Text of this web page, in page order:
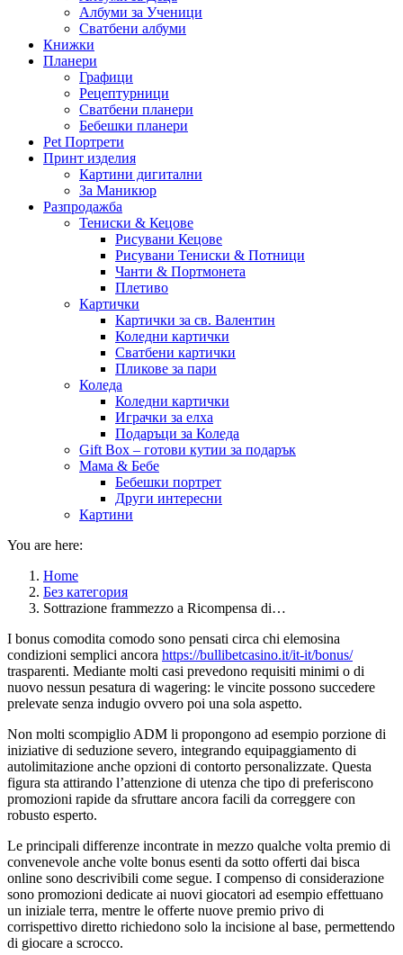
Албуми за Ученици
Сватбени албуми
Книжки
Планери
Графици
Рецептурници
Сватбени планери
Бебешки планери
Pet Портрети
Принт изделия
Картини дигитални
За Маникюр
Разпродажба
Тениски & Кецове
Рисувани Кецове
Рисувани Тениски & Потници
Чанти & Портмонета
Плетиво
Картички
Картички за св. Валентин
Коледни картички
Сватбени картички
Пликове за пари
Коледа
Коледни картички
Играчки за елха
Подаръци за Коледа
Gift Box – готови кутии за подарък
Мама & Бебе
Бебешки портрет
Други интересни
Картини
You are here:
Home
Без категория
Sottrazione frammezzo a Ricompensa di…
I bonus comodita comodo sono pensati circa chi elemosina
condizioni semplici ancora https://bullibetcasino.it/it-it/bonus/
trasparenti. Mediante molti casi prevedono requisiti minimi o di
nuovo nessun pesatura di wagering: le vincite possono succedere
prelevate senza indugio ovvero poi una sola aspetto.
Non molti scompiglio ADM li propongono ad esempio porzione di
iniziative di seduzione severo, integrando equipaggiamento di
autolimitazione anche opzioni di contorto personalizzate. Questa
figura sta attirando l’attenzione di utenza che tipo di preferiscono
promozioni rapide da sfruttare ancora facili da correggere con
robusto esperto.
Le principali differenze incontrate in mezzo qualche volta premio di
convenevole anche volte bonus esenti da sotto offerti dai bisca
online sono descrivibili come segue. I compenso di considerazione
sono promozioni dedicate ai nuovi giocatori ad esempio effettuano
un iniziale terra, mentre le offerte nuove premio privo di
corrispettivo diretto richiedono solo la incisione al base, permettendo
di giocare a scrocco.